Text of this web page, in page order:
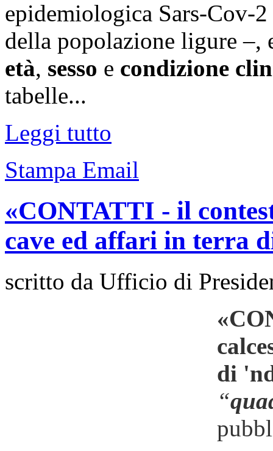
epidemiologica Sars-Cov-
della popolazione ligure –,
età, sesso e condizione
tabelle...
Leggi tutto
Stampa Email
«CONTATTI - il
cave ed affari in terra
scritto da Ufficio di
di
“